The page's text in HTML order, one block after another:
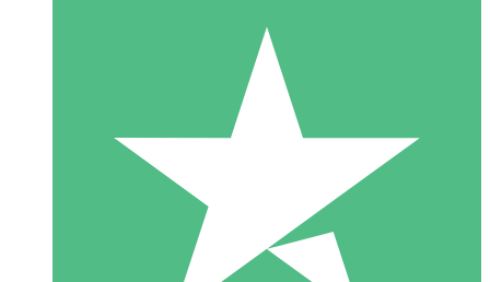
Individuele Creditpakketten
Betaal per gebruik met downloadtegoeden. Geen maandelijkse
1000